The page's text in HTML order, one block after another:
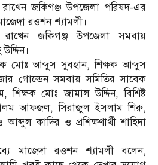
জকিগঞ্জ উপজেলা পরিষদ-এর
রওশন শ্যামলী।
রাখেন জকিগঞ্জ উপজেলা সমবায়
মোঃ আব্দুস সুবহান, শিক্ষক আব্দুস
গোল্ডেন সমবায় সমিতির সাবেক
মোঃ জামাল উদ্দিন, বিশিষ্ট
আফজল, সিরাজুল ইসলাম শিরু,
কাদির ও প্রশিক্ষণার্থী শাহিদা
মাজেদা রওশন শ্যামলী বলেন,